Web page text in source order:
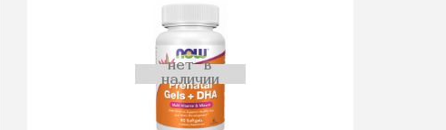
нет в
наличии